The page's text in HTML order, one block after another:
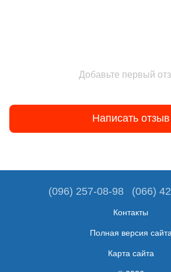
Добавьте первый
Написать отзыв
(096) 257-08-98 (066)
Контакты
Полная версия сайта
Карта сайта